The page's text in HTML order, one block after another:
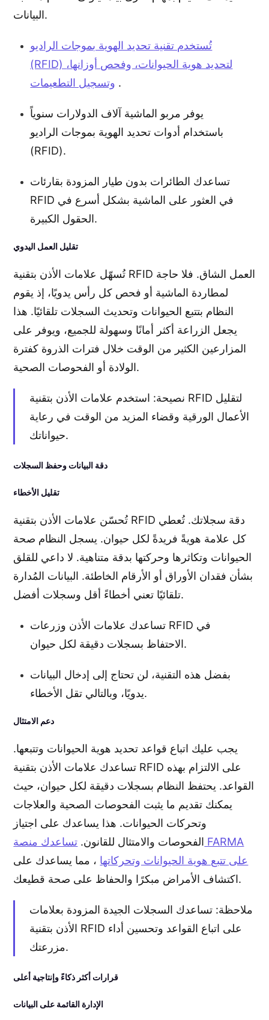
البيانات.
تُستخدم تقنية تحديد الهوية بموجات الراديو
(RFID) لتحديد هوية الحيوانات، وفحص أوزانها،
وتسجيل التطعيمات .
يوفر مربو الماشية آلاف الدولارات سنوياً
باستخدام أدوات تحديد الهوية بموجات الراديو
(RFID).
تساعدك الطائرات بدون طيار المزودة بقارئات
RFID في العثور على الماشية بشكل أسرع في
الحقول الكبيرة.
تقليل العمل اليدوي
تُسهّل علامات الأذن بتقنية RFID العمل الشاق. فلا حاجة
لمطاردة الماشية أو فحص كل رأس يدويًا، إذ يقوم
النظام بتتبع الحيوانات وتحديث السجلات تلقائيًا. هذا
يجعل الزراعة أكثر أمانًا وسهولة للجميع، ويوفر على
المزارعين الكثير من الوقت خلال فترات الذروة كفترة
الولادة أو الفحوصات الصحية.
نصيحة: استخدم علامات الأذن بتقنية RFID لتقليل
الأعمال الورقية وقضاء المزيد من الوقت في رعاية
حيواناتك.
دقة البيانات وحفظ السجلات
تقليل الأخطاء
تُحسّن علامات الأذن بتقنية RFID دقة سجلاتك. تُعطي
كل علامة هويةً فريدةً لكل حيوان. يسجل النظام صحة
الحيوانات وتكاثرها وحركتها بدقة متناهية. لا داعي للقلق
بشأن فقدان الأوراق أو الأرقام الخاطئة. البيانات المُدارة
تلقائيًا تعني أخطاءً أقل وسجلات أفضل.
تساعدك علامات الأذن وزرعات RFID في
الاحتفاظ بسجلات دقيقة لكل حيوان.
بفضل هذه التقنية، لن تحتاج إلى إدخال البيانات
يدويًا، وبالتالي تقل الأخطاء.
دعم الامتثال
يجب عليك اتباع قواعد تحديد هوية الحيوانات وتتبعها.
تساعدك علامات الأذن بتقنية RFID على الالتزام بهذه
القواعد. يحتفظ النظام بسجلات دقيقة لكل حيوان، حيث
يمكنك تقديم ما يثبت الفحوصات الصحية والعلاجات
وتحركات الحيوانات. هذا يساعدك على اجتياز
الفحوصات والامتثال للقانون. تساعدك منصة FARMA
على تتبع هوية الحيوانات وتحركاتها ، مما يساعدك على
اكتشاف الأمراض مبكرًا والحفاظ على صحة قطيعك.
ملاحظة: تساعدك السجلات الجيدة المزودة بعلامات
الأذن بتقنية RFID على اتباع القواعد وتحسين أداء
مزرعتك.
قرارات أكثر ذكاءً وإنتاجية أعلى
الإدارة القائمة على البيانات